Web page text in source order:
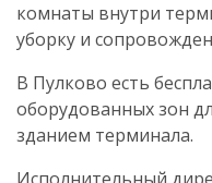
комнаты внутри
уборку и
В Пулково есть
оборудованных зон
зданием терминала.